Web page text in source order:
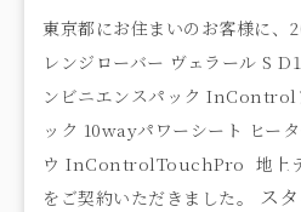
東京都にお住まいのお客様に、
レンジローバー ヴェラール S
ンビニエンスパック InControl
ック 10wayパワーシート ヒー
ウ InControlTouchPro 地上デ
をご契約いただきました。
ス